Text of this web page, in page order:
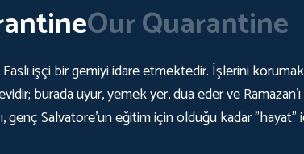
Our Quarantine
Faslı işçi bir gemiyi idare etmektedir. İşlerini
burada uyur, yemek yer, dua eder ve
genç Salvatore'un eğitim için olduğu kadar